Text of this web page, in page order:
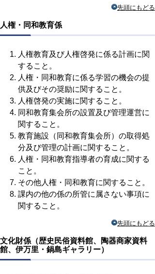
先頭にもどる
人権・同和教育係
人権教育及び人権啓発に係る計画に関
すること。
人権・同和教育に係る学習の機会の提
供及びその奨励に関すること。
人権啓発の実施に関すること。
同和教育集会所の設置及び管理運営に
関すること。
教育施設（同和教育集会所）の取得処
分及び管理の計画に関すること。
人権・同和教育指導者の育成に関する
こと。
その他人権・同和教育に関すること。
課内の他の係の所管に属さない事項に
関すること。
先頭にもどる
文化財係（歴史民俗資料館、陶器商家資料
館、伊万里・鍋島ギャラリー）